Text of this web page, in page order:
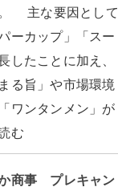
主な要因として
ーカップ」「スー
したことに加え、
る旨」や市場環境
ワンタンメン」が
む
商事 プレキャン